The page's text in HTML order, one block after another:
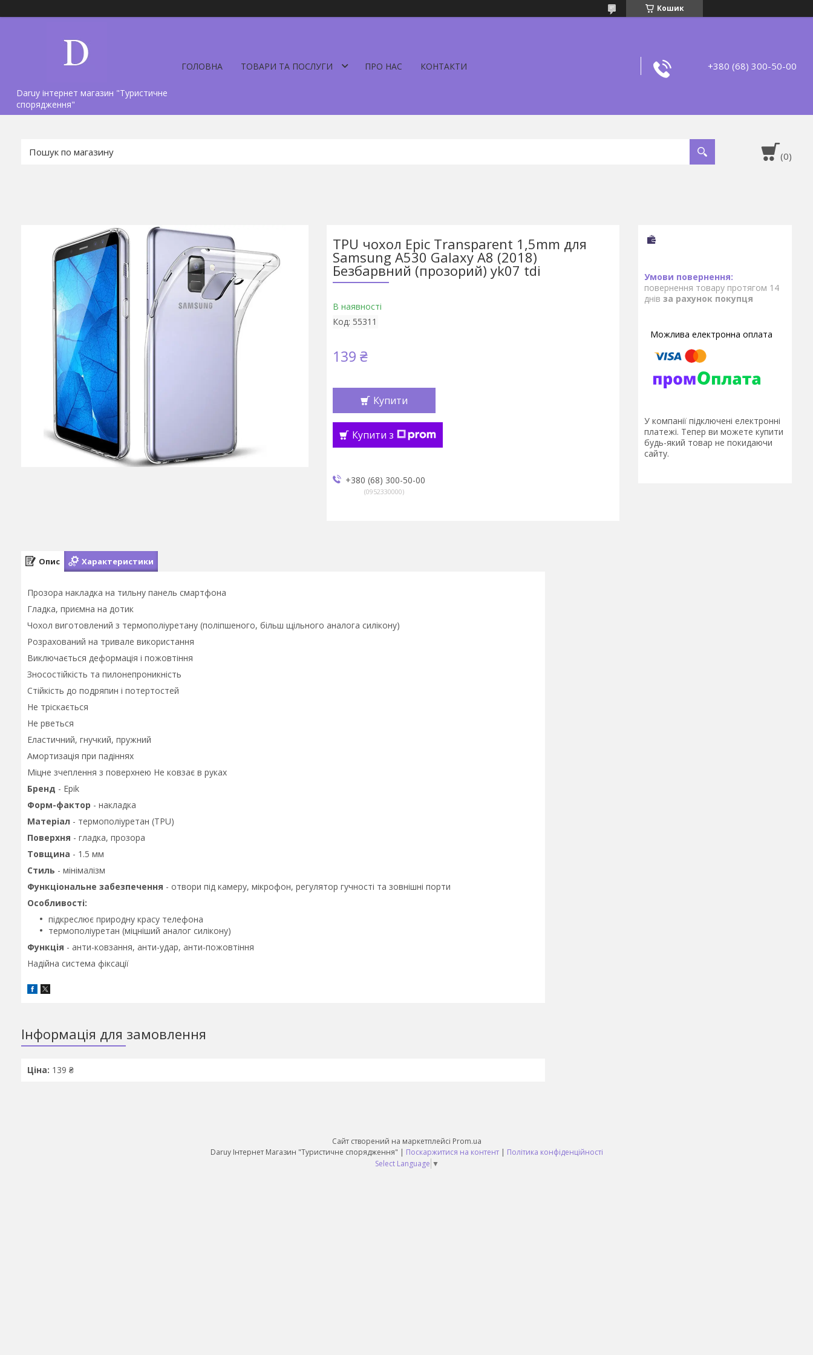
Кошик
Daruy інтернет магазин "Туристичне
спорядження"
ГОЛОВНА ТОВАРИ ТА ПОСЛУГИ ПРО НАС КОНТАКТИ +380 (68) 300-50-00
TPU чохол Epic Transparent 1,5mm для
Samsung A530 Galaxy A8 (2018)
Безбарвний (прозорий) yk07 tdi
В наявності
Код: 55311
139 ₴
Купити
Купити з
+380 (68) 300-50-00
0952330000
повернення товару протягом 14
днів за рахунок покупця
У компанії підключені електронні
платежі. Тепер ви можете купити
будь-який товар не покидаючи
сайту.
Опис Характеристики
Прозора накладка на тильну панель смартфона
Гладка, приємна на дотик
Чохол виготовлений з термополiуретану (поліпшеного, більш щільного аналога силікону)
Розрахований на тривале використання
Виключається деформація і пожовтіння
Зносостійкість та пилонепроникність
Стійкість до подряпин і потертостей
Не тріскається
Не рветься
Еластичний, гнучкий, пружний
Амортизація при падіннях
Міцне зчеплення з поверхнею Не ковзає в руках
Бренд - Epik
Форм-фактор - накладка
Матеріал - термополiуретан (TPU)
Поверхня - гладка, прозора
Товщина - 1.5 мм
Стиль - мінімалізм
Функціональне забезпечення - отвори під камеру, мікрофон, регулятор гучності та зовнішні порти
Особливості:
підкреслює природну красу телефона
термополiуретан (міцніший аналог силікону)
Функція - анти-ковзання, анти-удар, анти-пожовтіння
Надійна система фіксації
Інформація для замовлення
Ціна: 139 ₴
Сайт створений на маркетплейсі Prom.ua
Daruy Інтернет Магазин "Туристичне спорядження" | Поскаржитися на контент | Політика конфіденційності
Select Language ▼